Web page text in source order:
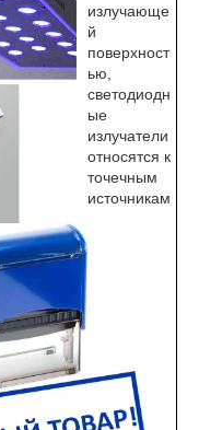
излучающе
й
поверхност
ью,
светодиодн
ые
излучатели
относятся к
точечным
источникам